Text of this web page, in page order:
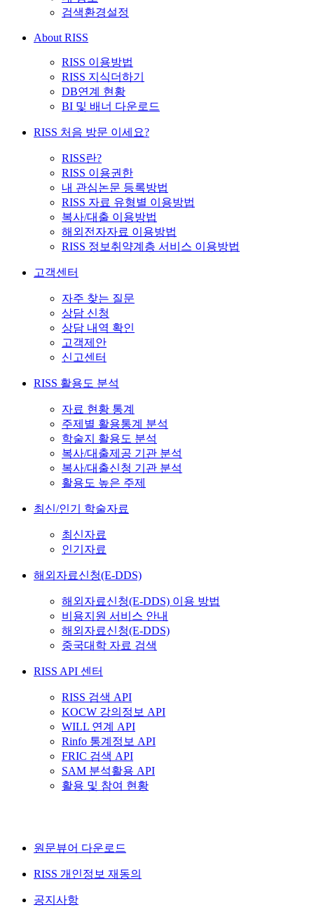
검색환경설정
About RISS
RISS 이용방법
RISS 지식더하기
DB연계 현황
BI 및 배너 다운로드
RISS 처음 방문 이세요?
RISS란?
RISS 이용권한
내 관심논문 등록방법
RISS 자료 유형별 이용방법
복사/대출 이용방법
해외전자자료 이용방법
RISS 정보취약계층 서비스 이용방법
고객센터
자주 찾는 질문
상담 신청
상담 내역 확인
고객제안
신고센터
RISS 활용도 분석
자료 현황 통계
주제별 활용통계 분석
학술지 활용도 분석
복사/대출제공 기관 분석
복사/대출신청 기관 분석
활용도 높은 주제
최신/인기 학술자료
최신자료
인기자료
해외자료신청(E-DDS)
해외자료신청(E-DDS) 이용 방법
비용지원 서비스 안내
해외자료신청(E-DDS)
중국대학 자료 검색
RISS API 센터
RISS 검색 API
KOCW 강의정보 API
WILL 연계 API
Rinfo 통계정보 API
FRIC 검색 API
SAM 분석활용 API
활용 및 참여 현황
원문뷰어 다운로드
RISS 개인정보 재동의
공지사항